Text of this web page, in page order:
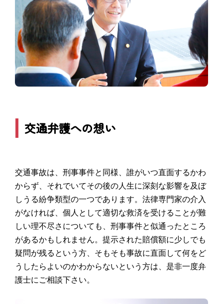
交通弁護への想い
交通事故は、刑事事件と同様、誰がいつ直面するかわ
からず、それでいてその後の人生に深刻な影響を及ぼ
しうる紛争類型の一つであります。法律専門家の介入
がなければ、個人として適切な救済を受けることが難
しい理不尽さについても、刑事事件と似通ったところ
があるかもしれません。提示された賠償額に少しでも
疑問が残るという方、そもそも事故に直面して何をど
うしたらよいのかわからないという方は、是非一度弁
護士にご相談下さい。